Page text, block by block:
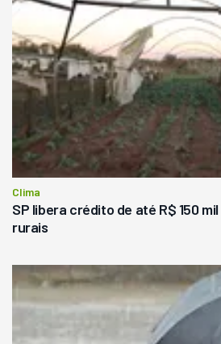
Clima
SP libera crédito de até R$ 150
rurais